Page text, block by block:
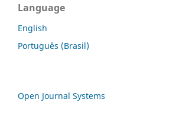
Language
English
Português (Brasil)
Open Journal Systems